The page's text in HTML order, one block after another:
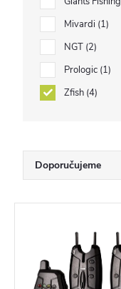
Mivardi 1
NGT 2
Prologic 1
Zfish 4
a
z
Doporučujeme
Nejprodávanější
Abecedně